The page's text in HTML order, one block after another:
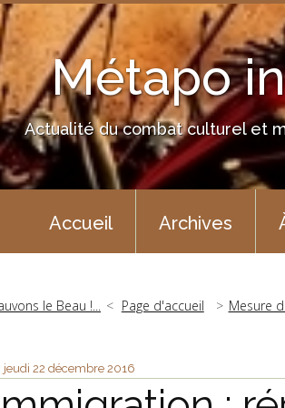
Métapo
Actualité du combat culturel et
Accueil Archives
le Beau !... Page d'accueil Mesure
jeudi 22 décembre 2016